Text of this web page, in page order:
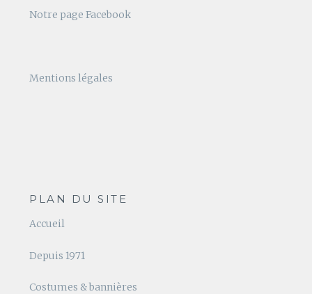
Notre page Facebook
Mentions légales
PLAN DU SITE
Accueil
Depuis 1971
Costumes & bannières